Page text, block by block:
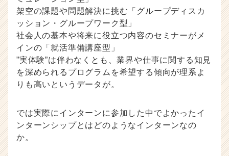
架空の課題や問題解決に挑む「グループディスカ
ッション・グループワーク型」
社会人の基本や将来に役立つ内容のセミナーがメ
インの「就活準備講座型」
”実体験”は伴わなくとも、業界や仕事に関する知見
を深められるプログラムを希望する傾向が理系よ
りも高いというデータが。
では実際にインターンに参加した中でよかったイ
ンターンシップとはどのようなインターンなの
か。